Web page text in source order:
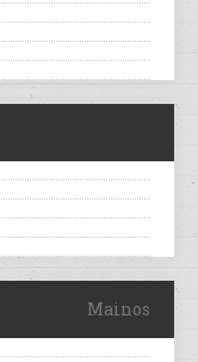
Mainos